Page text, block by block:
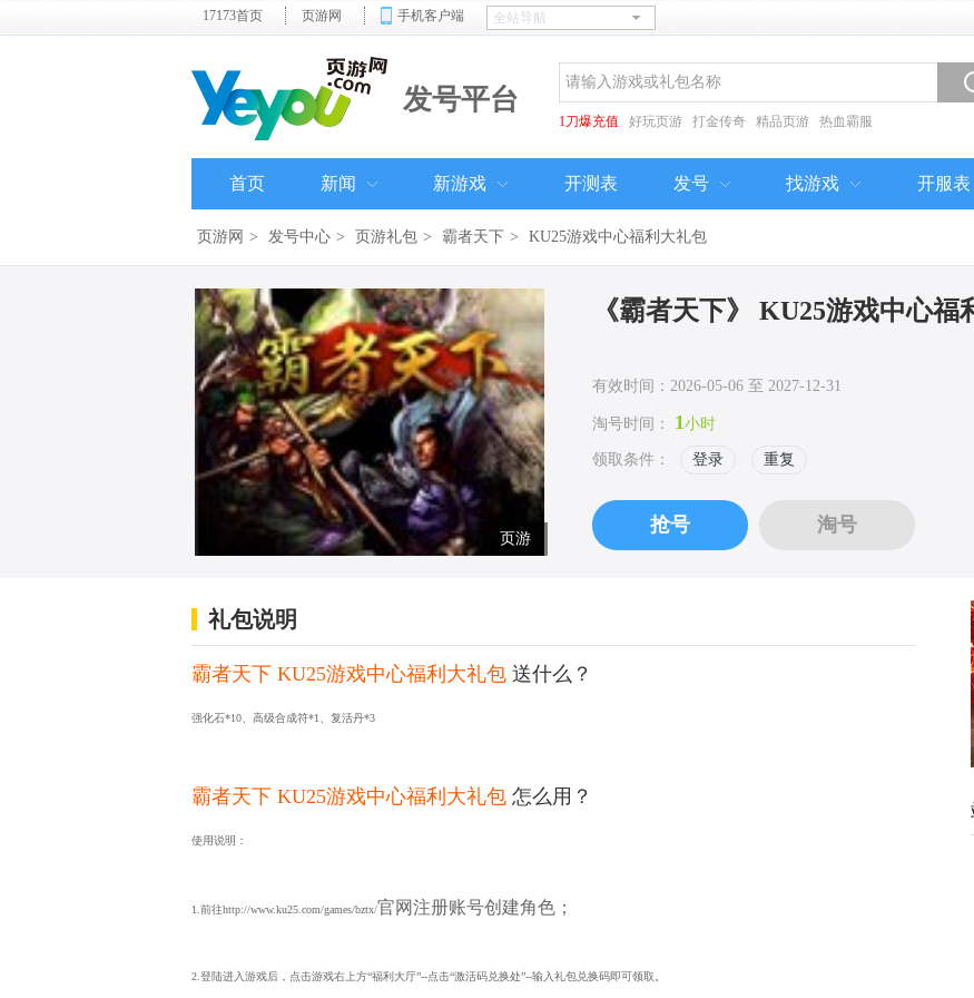
17173首页 页游网 手机客户端
发号平台
1刀爆充值 好玩页游 打金传奇 精品页游 热血霸服
首页 新闻 新游戏 开测表 发号 找游戏 开服表
页游网 > 发号中心 > 页游礼包 > 霸者天下 > KU25游戏中心福利大礼包
页游
《霸者天下》 KU25游戏中心福
有效时间：2026-05-06 至 2027-12-31
淘号时间： 1小时
领取条件： 登录 重复
抢号 淘号
礼包说明
霸者天下 KU25游戏中心福利大礼包 送什么？
强化石*10、高级合成符*1、复活丹*3
霸者天下 KU25游戏中心福利大礼包 怎么用？
使用说明：
1.前往http://www.ku25.com/games/bztx/官网注册账号创建角色；
2.登陆进入游戏后，点击游戏右上方“福利大厅”--点击“激活码兑换处”--输入礼包兑换码即可领取。